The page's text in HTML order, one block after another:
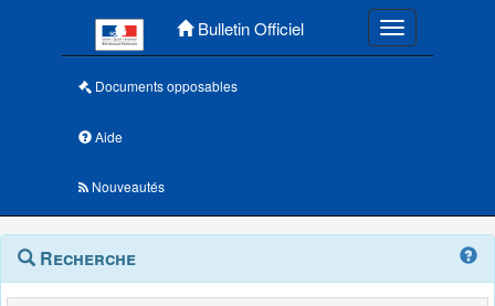
Bulletin Officiel Toggle
Documents opposables
Aide
Nouveautés
Navigation
outils
Menu
contextuel
Recherche